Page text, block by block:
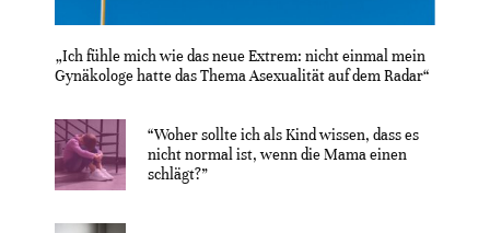
„Ich fühle mich wie das neue Extrem: nicht einmal mein
Gynäkologe hatte das Thema Asexualität auf dem Radar“
“Woher sollte ich als Kind wissen, dass es
nicht normal ist, wenn die Mama einen
schlägt?”